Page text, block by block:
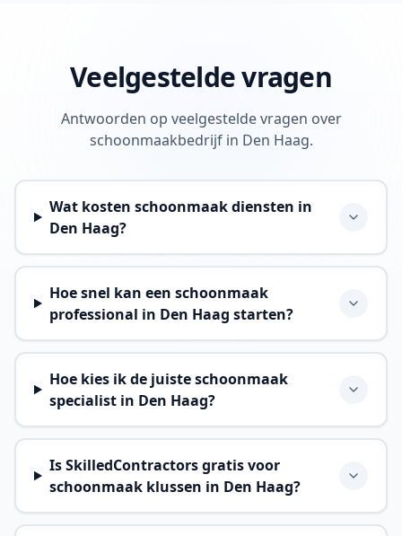
Veelgestelde vragen
Antwoorden op veelgestelde vragen over
schoonmaakbedrijf in Den Haag.
Wat kosten schoonmaak diensten in
Den Haag?
Hoe snel kan een schoonmaak
professional in Den Haag starten?
Hoe kies ik de juiste schoonmaak
specialist in Den Haag?
Is SkilledContractors gratis voor
schoonmaak klussen in Den Haag?